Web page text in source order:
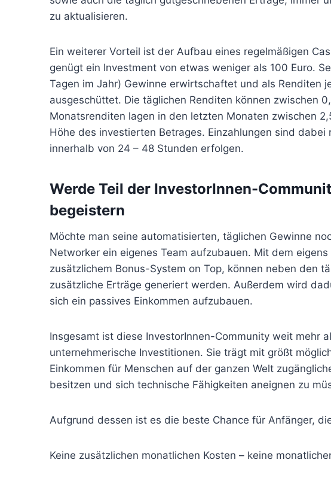
zu aktualisieren.
Ein weiterer Vorteil ist der Aufbau eines regelmäßigen
genügt ein Investment von etwas weniger als 100 Euro.
Tagen im Jahr) Gewinne erwirtschaftet und als Renditen
ausgeschüttet. Die täglichen Renditen können zwischen
Monatsrenditen lagen in den letzten Monaten zwischen
Höhe des investierten Betrages. Einzahlungen sind
innerhalb von 24 – 48 Stunden erfolgen.
Werde Teil der InvestorInnen-
begeistern
Möchte man seine automatisierten, täglichen Gewinne
Networker ein eigenes Team aufzubauen. Mit dem
zusätzlichem Bonus-System on Top, können neben den
zusätzliche Erträge generiert werden. Außerdem wird
sich ein passives Einkommen aufzubauen.
Insgesamt ist diese InvestorInnen-Community weit mehr
unternehmerische Investitionen. Sie trägt mit größt
Einkommen für Menschen auf der ganzen Welt
besitzen und sich technische Fähigkeiten aneignen zu
Aufgrund dessen ist es die beste Chance für Anfänger,
Keine zusätzlichen monatlichen Kosten – keine